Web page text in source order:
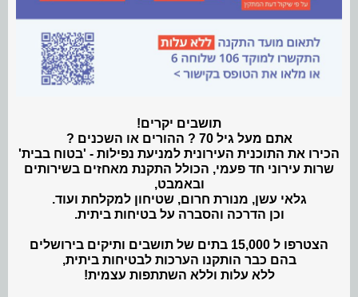
תושבים יקרים!
אתם מעל גיל 70 ? ההורים או השכנים ?
הכירו את התוכנית העירונית למניעת נפילות - 'בטוח בבית'
שרות עירוני חד פעמי, הכולל התקנת מאחזים בשירותים
ובאמבט,
גלאי עשן, מנורת חרום, שטיחון למקלחת ועוד.
וכן הדרכה והסברה על בטיחות ביתית.
הצטרפו ל 15,000 בתים של תושבים ותיקים בירושלים
בהם כבר הותקנו הערכות לבטיחות ביתית,
ללא עלות וללא השתתפות עצמית!